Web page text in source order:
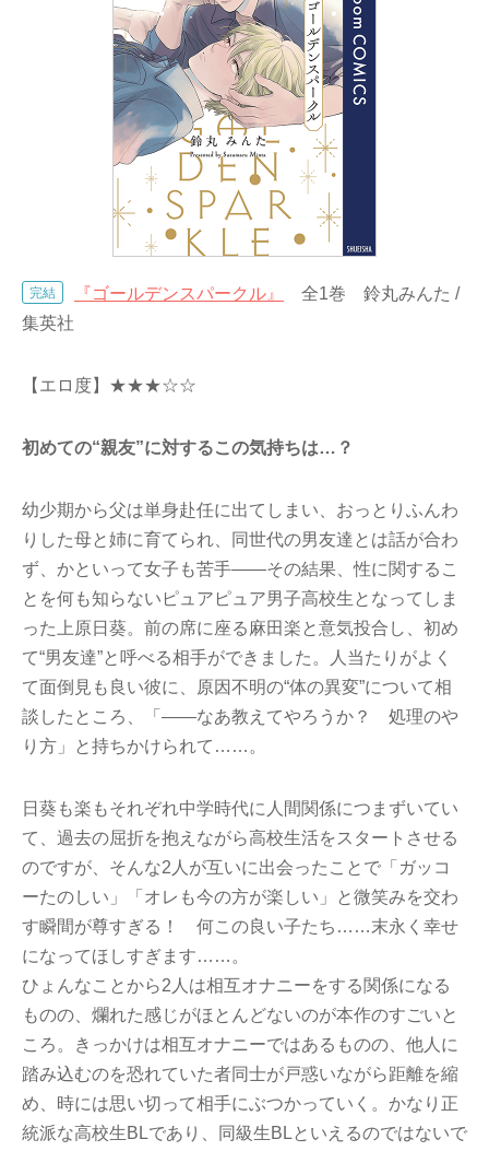
完結 『ゴールデンスパークル』
全1巻 鈴丸みんた /
集英社
【エロ度】★★★☆☆
初めての“親友”に対するこの気持ちは…？
幼少期から父は単身赴任に出てしまい、おっとりふんわ
りした母と姉に育てられ、同世代の男友達とは話が合わ
ず、かといって女子も苦手――その結果、性に関するこ
とを何も知らないピュアピュア男子高校生となってしま
った上原日葵。前の席に座る麻田楽と意気投合し、初め
て“男友達”と呼べる相手ができました。人当たりがよく
て面倒見も良い彼に、原因不明の“体の異変”について相
談したところ、「――なあ教えてやろうか？ 処理のや
り方」と持ちかけられて……。
日葵も楽もそれぞれ中学時代に人間関係につまずいてい
て、過去の屈折を抱えながら高校生活をスタートさせる
のですが、そんな2人が互いに出会ったことで「ガッコ
ーたのしい」「オレも今の方が楽しい」と微笑みを交わ
す瞬間が尊すぎる！ 何この良い子たち……末永く幸せ
になってほしすぎます……。
ひょんなことから2人は相互オナニーをする関係になる
ものの、爛れた感じがほとんどないのが本作のすごいと
ころ。きっかけは相互オナニーではあるものの、他人に
踏み込むのを恐れていた者同士が戸惑いながら距離を縮
め、時には思い切って相手にぶつかっていく。かなり正
統派な高校生BLであり、同級生BLといえるのではないで